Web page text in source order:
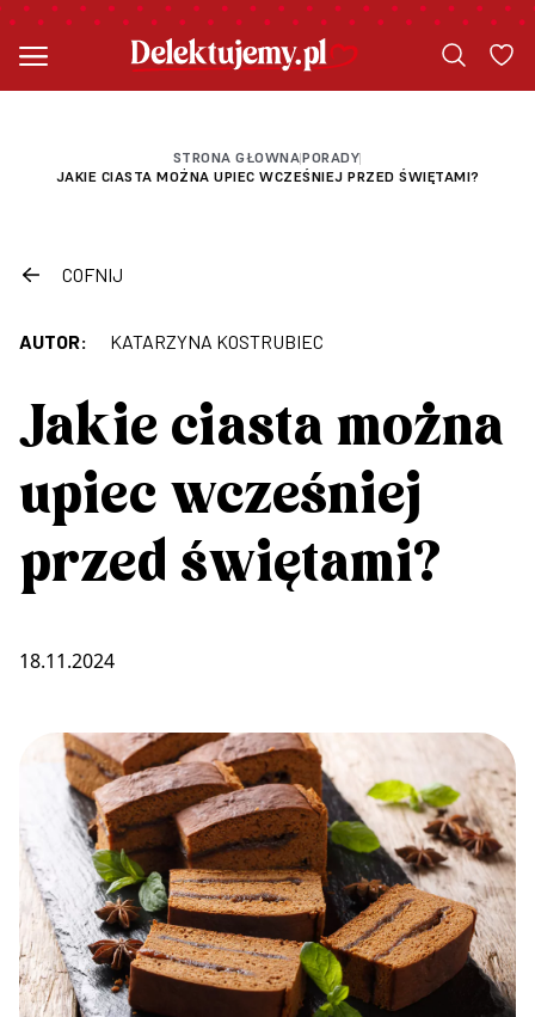
STRONA GŁOWNA|PORADY|
JAKIE CIASTA MOŻNA UPIEC WCZEŚNIEJ PRZED ŚWIĘTAMI?
COFNIJ
AUTOR: KATARZYNA KOSTRUBIEC
Jakie ciasta można
upiec wcześniej
przed świętami?
18.11.2024